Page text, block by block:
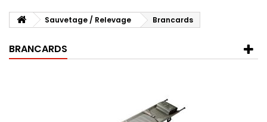
Sauvetage / Relevage Brancards
BRANCARDS